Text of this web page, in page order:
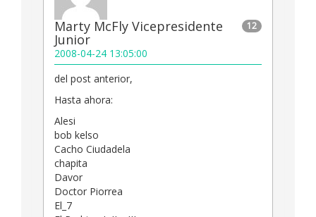
12
Marty McFly Vicepresidente
Junior
2008-04-24 13:05:00
del post anterior,
Hasta ahora:
Alesi
bob kelso
Cacho Ciudadela
chapita
Davor
Doctor Piorrea
El_7